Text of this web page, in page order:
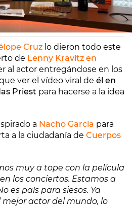
Cruz lo dieron todo este
de Lenny Kravitz en
al actor entregándose en los
ver el vídeo viral de él en
Priest para hacerse a la idea
a Nacho García para
a la ciudadanía de Cuerpos
muy a tope con la película
los conciertos. Estamos a
es país para siesos. Ya
actor del mundo, lo